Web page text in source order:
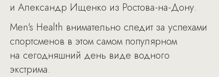
и Александр Ищенко из Ростова-на-Дону.
Men's Health внимательно следит за успехами
спортсменов в этом самом популярном
на сегодняшний день виде водного
экстрима.